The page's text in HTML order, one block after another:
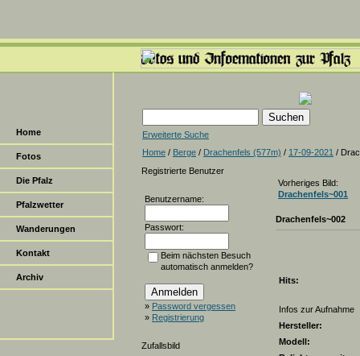
Home
Fotos
Die Pfalz
Pfalzwetter
Wanderungen
Kontakt
Archiv
Erweiterte Suche
Home / Berge / Drachenfels (577m) / 17-09-2021 /
Registrierte Benutzer
Benutzername:
Passwort:
Beim nächsten Besuch
automatisch anmelden?
» Password vergessen
» Registrierung
Zufallsbild
Vorheriges Bild:
Drachenfels~001
Drachenfels~002
Hits:
Infos zur Aufnahme
Hersteller:
Modell: